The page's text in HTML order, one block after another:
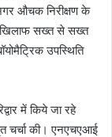
औचक निरीक्षण के
खिलाफ सख्त से सख्त
उपस्थिति
में किये जा रहे
चर्चा की। एनएचएआई